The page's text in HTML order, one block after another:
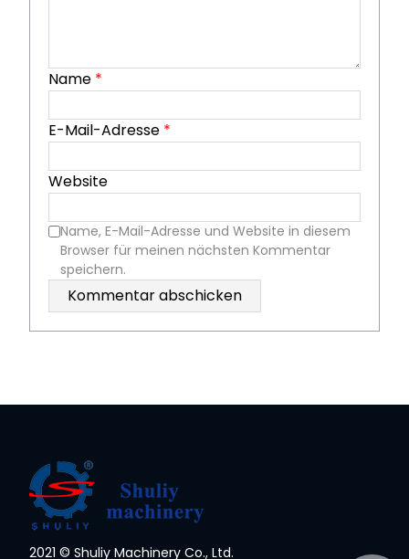
Name *
E-Mail-Adresse *
Website
Name, E-Mail-Adresse und Website in diesem
Browser für meinen nächsten Kommentar
speichern.
2021 © Shuliy Machinery Co., Ltd.